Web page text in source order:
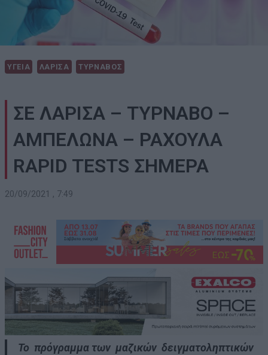
ΥΓΕΙΑ ΛΑΡΙΣΑ ΤΥΡΝΑΒΟΣ
ΣΕ ΛΑΡΙΣΑ – ΤΥΡΝΑΒΟ –
ΑΜΠΕΛΩΝΑ – ΡΑΧΟΥΛΑ
RAPID TESTS ΣΗΜΕΡΑ
20/09/2021 , 7:49
Το πρόγραμμα των μαζικών δειγματοληπτικών